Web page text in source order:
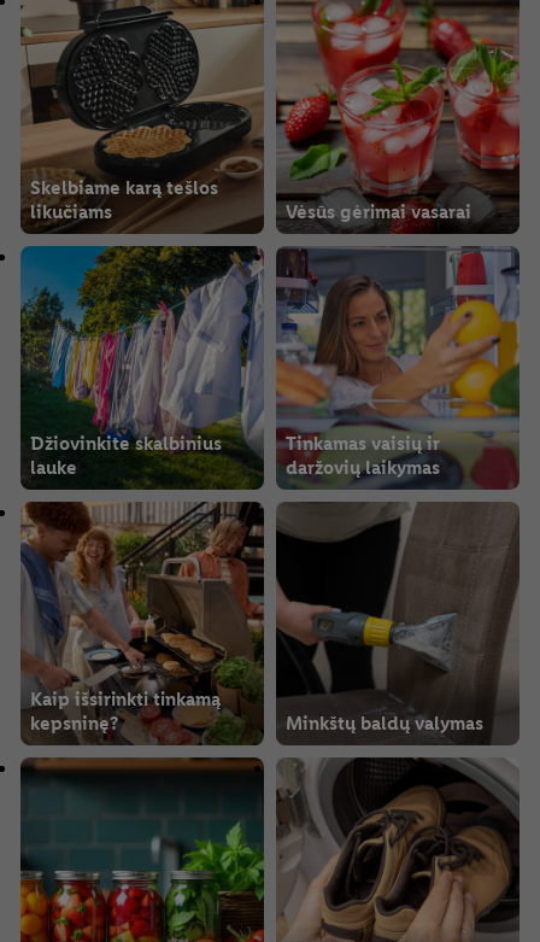
Skelbiame karą tešlos
likučiams
Vėsūs gėrimai vasarai
Džiovinkite skalbinius
lauke
Tinkamas vaisių ir
daržovių laikymas
Kaip išsirinkti tinkamą
kepsninę?
Minkštų baldų valymas